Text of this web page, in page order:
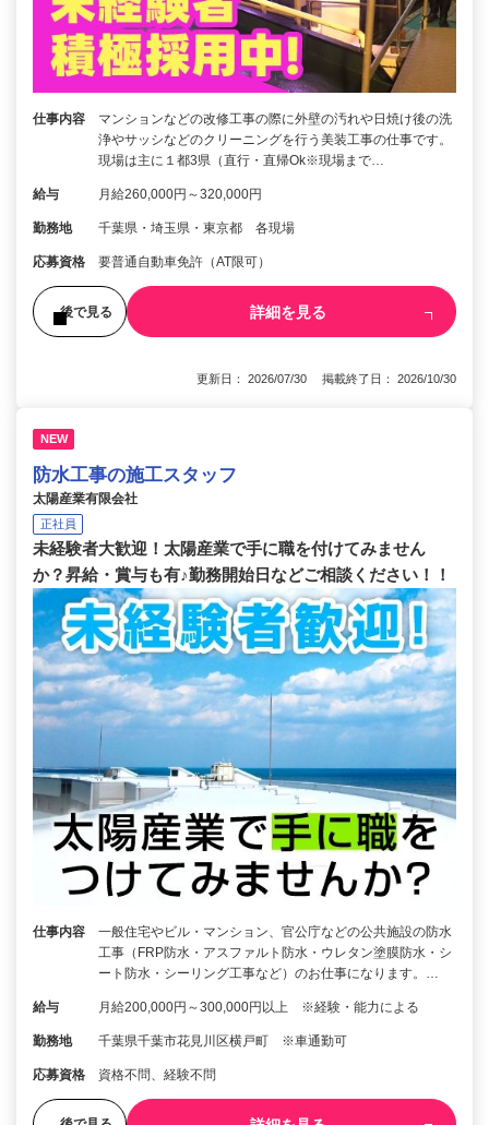
仕事内容
マンションなどの改修工事の際に外壁の汚れや日焼け後の洗
浄やサッシなどのクリーニングを行う美装工事の仕事です。
現場は主に１都3県（直行・直帰Ok※現場まで…
給与 月給260,000円～320,000円
勤務地 千葉県・埼玉県・東京都 各現場
応募資格 要普通自動車免許（AT限可）
後で見る 詳細を見る
更新日： 2026/07/30 掲載終了日： 2026/10/30
NEW
防水工事の施工スタッフ
太陽産業有限会社
正社員
未経験者大歓迎！太陽産業で手に職を付けてみません
か？昇給・賞与も有♪勤務開始日などご相談ください！！
仕事内容
一般住宅やビル・マンション、官公庁などの公共施設の防水
工事（FRP防水・アスファルト防水・ウレタン塗膜防水・シ
ート防水・シーリング工事など）のお仕事になります。…
給与 月給200,000円～300,000円以上 ※経験・能力による
勤務地 千葉県千葉市花見川区横戸町 ※車通勤可
応募資格 資格不問、経験不問